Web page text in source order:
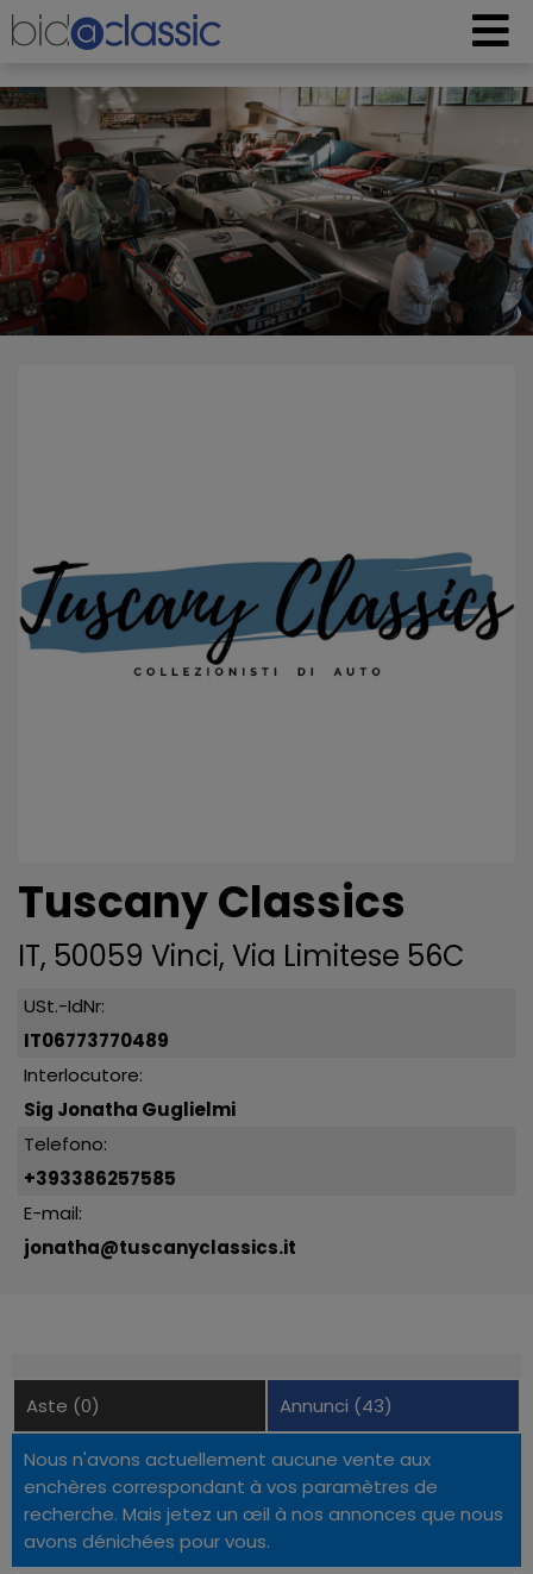
Tuscany Classics
IT, 50059 Vinci, Via Limitese 56C
USt.-IdNr:
IT06773770489
Interlocutore:
Sig Jonatha Guglielmi
Telefono:
+393386257585
E-mail:
jonatha@tuscanyclassics.it
Aste (0) Annunci (43)
Nous n'avons actuellement aucune vente aux
enchères correspondant à vos paramètres de
recherche. Mais jetez un œil à nos annonces que nous
avons dénichées pour vous.